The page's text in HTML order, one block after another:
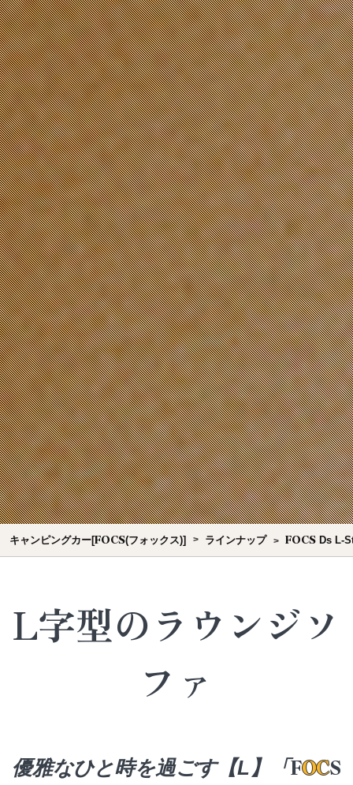
キャンピングカー[FOCS(フォックス)] ラインナップ FOCS Ds L-
L字型のラウンジソ
ファ
優雅なひと時を過ごす【L】 「FOCS